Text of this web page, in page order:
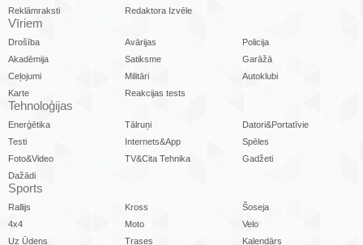
Reklāmraksti
Redaktora Izvēle
Vīriem
Drošība Avārijas
Policija
Akadēmija
Satiksme
Garāžā
Ceļojumi
Militāri
Autoklubi
Karte
Reakcijas tests
Tehnoloģijas
Enerģētika Tālruņi
Datori&Portatīvie
Testi
Internets&App
Spēles
Foto&Video
TV&Cita Tehnika
Gadžeti
Dažādi
Sports
Rallijs Kross
Šoseja
4x4
Moto
Velo
Uz Ūdens
Trases Kalendārs